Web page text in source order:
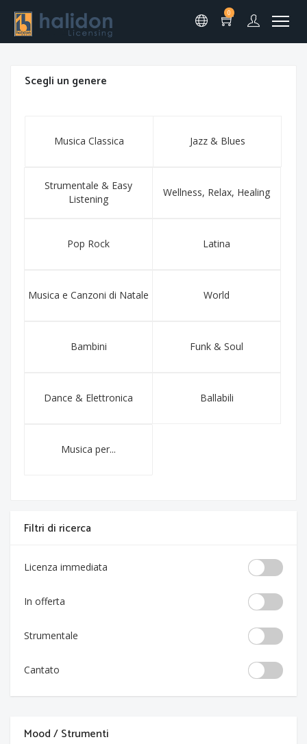
0
Scegli un genere
Musica Classica Jazz & Blues
Strumentale & Easy
Listening
Wellness, Relax, Healing
Pop Rock Latina
Musica e Canzoni di Natale World
Bambini Funk & Soul
Dance & Elettronica Ballabili
Musica per...
Filtri di ricerca
Licenza immediata
In offerta
Strumentale
Cantato
Mood / Strumenti